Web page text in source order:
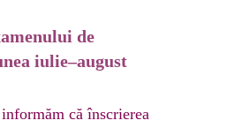
de
iulie–august
că înscrierea